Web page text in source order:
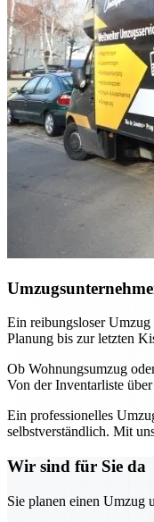
Ein reibungsloser
Planung bis zur letzten
Ob Wohnungsumzug
Von der Inventarliste
Ein professionelles
selbstverständlich. Mit
Wir sind für Sie da
Sie planen einen Umzug